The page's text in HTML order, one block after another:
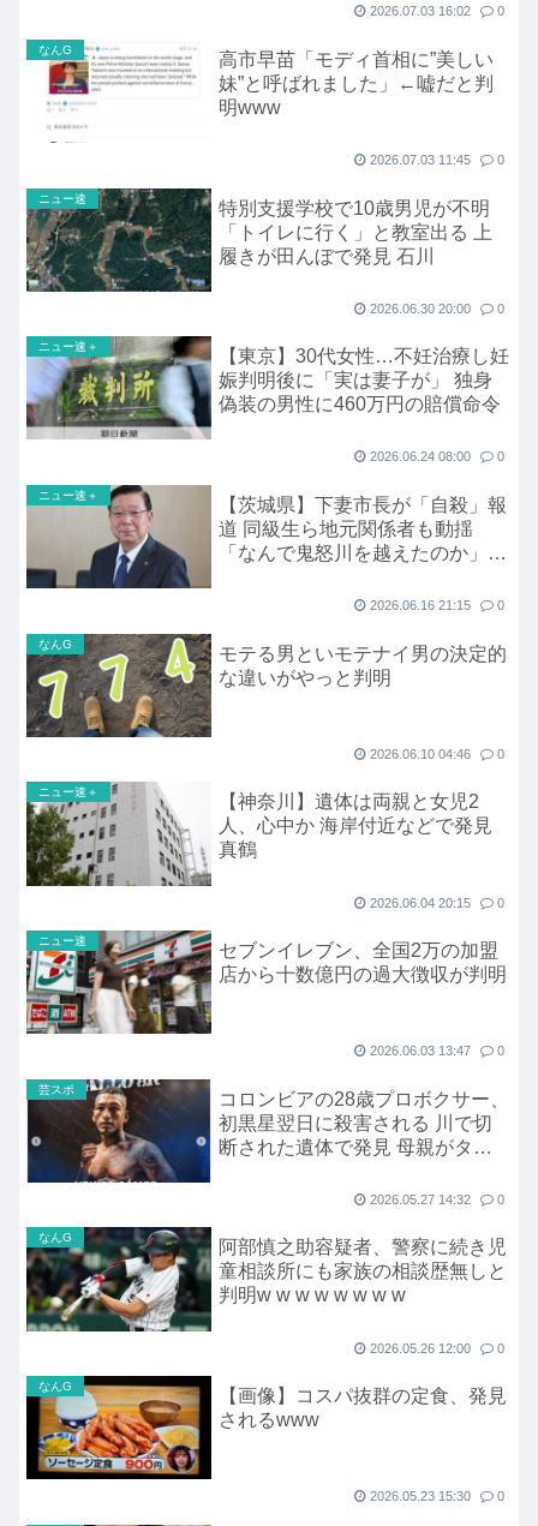
2026.07.03 16:02 0
なんG
高市早苗「モディ首相に”美しい
妹”と呼ばれました」←嘘だと判
明www
2026.07.03 11:45 0
ニュー速
特別支援学校で10歳男児が不明
「トイレに行く」と教室出る 上
履きが田んぼで発見 石川
2026.06.30 20:00 0
ニュー速＋
【東京】30代女性…不妊治療し妊
娠判明後に「実は妻子が」 独身
偽装の男性に460万円の賠償命令
2026.06.24 08:00 0
ニュー速＋
【茨城県】下妻市長が「自殺」報
道 同級生ら地元関係者も動揺
「なんで鬼怒川を越えたのか」発
2026.06.16 21:15 0
なんG
モテる男といモテナイ男の決定的
な違いがやっと判明
2026.06.10 04:46 0
ニュー速＋
【神奈川】遺体は両親と女児2
人、心中か 海岸付近などで発見
真鶴
2026.06.04 20:15 0
ニュー速
セブンイレブン、全国2万の加盟
店から十数億円の過大徴収が判明
2026.06.03 13:47 0
芸スポ
コロンビアの28歳プロボクサー、
初黒星翌日に殺害される 川で切
断された遺体で発見 母親がタト
2026.05.27 14:32 0
なんG
阿部慎之助容疑者、警察に続き児
童相談所にも家族の相談歴無しと
判明w w w w w w w w
2026.05.26 12:00 0
なんG
【画像】コスパ抜群の定食、発見
されるwww
2026.05.23 15:30 0